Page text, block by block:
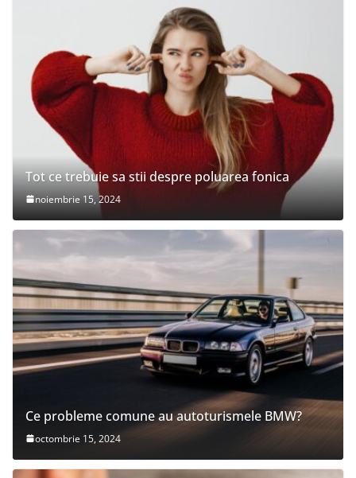
Tot ce trebuie sa stii despre poluarea fonica
noiembrie 15, 2024
Ce probleme comune au autoturismele BMW?
octombrie 15, 2024